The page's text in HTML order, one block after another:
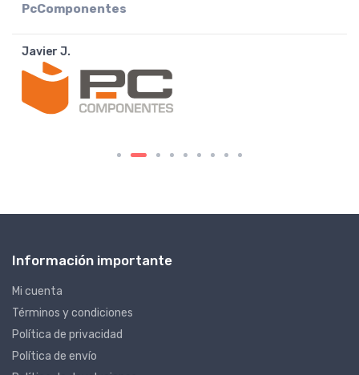
Portugal
João A.
Información importante
Mi cuenta
Términos y condiciones
Política de privacidad
Política de envío